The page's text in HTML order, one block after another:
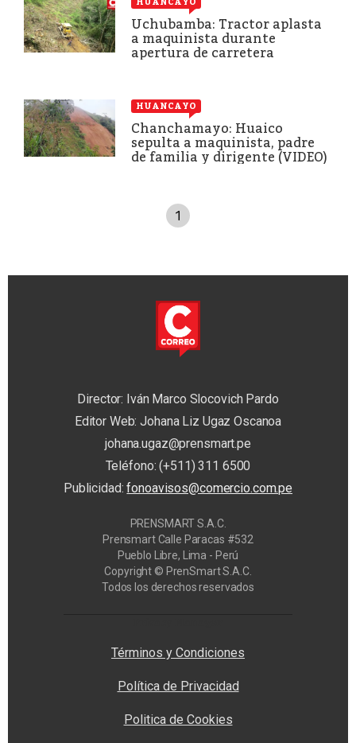
Uchubamba: Tractor aplasta
a maquinista durante
apertura de carretera
HUANCAYO
Chanchamayo: Huaico
sepulta a maquinista, padre
de familia y dirigente (VIDEO)
1
Director: Iván Marco Slocovich Pardo
Editor Web: Johana Liz Ugaz Oscanoa
johana.ugaz@prensmart.pe
Teléfono: (+511) 311 6500
Publicidad:fonoavisos@comercio.com.pe
PRENSMART S.A.C.
Prensmart Calle Paracas #532
Pueblo Libre, Lima - Perú
Copyright © PrenSmart S.A.C.
Todos los derechos reservados
Términos y Condiciones
Política de Privacidad
Politica de Cookies